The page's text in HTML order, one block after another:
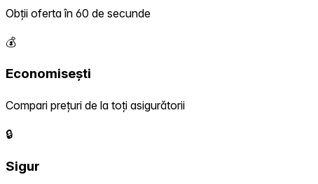
Obții oferta în 60 de secunde
💰
Economisești
Compari prețuri de la toți asigurătorii
🔒
Sigur